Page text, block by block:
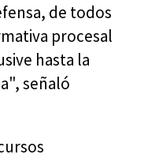
de todos
procesal
hasta la
señaló